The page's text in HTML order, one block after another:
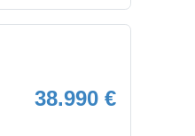
38.990 €